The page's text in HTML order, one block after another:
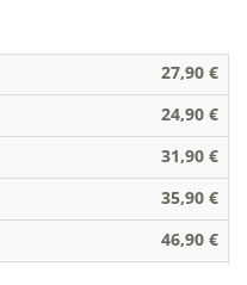
27,90 €
24,90 €
31,90 €
35,90 €
46,90 €